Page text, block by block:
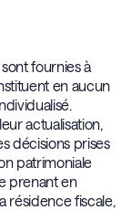
fournies à
en aucun
actualisation,
décisions prises
patrimoniale
prenant en
résidence fiscale,